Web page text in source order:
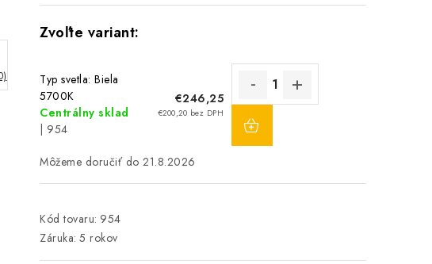
Typ svetla: Biela
5700K
Centrálny sklad
| 954
€246,25
€200,20 bez DPH
21.8.2026
Kód tovaru: 954
Záruka: 5 rokov